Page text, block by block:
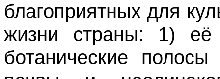
благоприятных для
жизни страны: 1)
ботанические